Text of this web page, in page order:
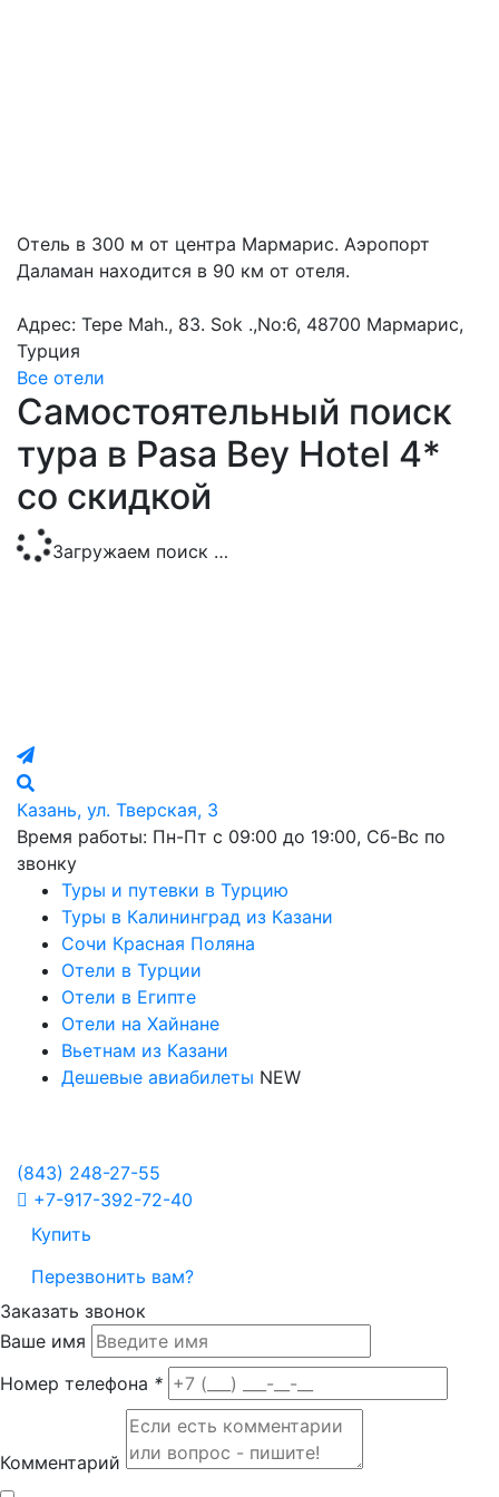
Отель в 300 м от центра Мармарис. Аэропорт
Даламан находится в 90 км от отеля.
Адрес: Tepe Mah., 83. Sok .,No:6, 48700 Мармарис,
Турция
Все отели
Самостоятельный поиск
тура в Pasa Bey Hotel 4*
со скидкой
Загружаем поиск …
Казань, ул. Тверская, 3
Время работы: Пн-Пт с 09:00 до 19:00, Сб-Вс по
звонку
Туры и путевки в Турцию
Туры в Калининград из Казани
Сочи Красная Поляна
Отели в Турции
Отели в Египте
Отели на Хайнане
Вьетнам из Казани
Дешевые авиабилеты NEW
(843) 248-27-55
+7-917-392-72-40
Купить
Перезвонить вам?
Заказать звонок
Ваше имя
Номер телефона *
Комментарий